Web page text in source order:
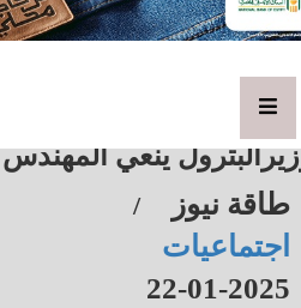
ينعي
طاقة نيوز /
اجتماعيات
2025-01-22